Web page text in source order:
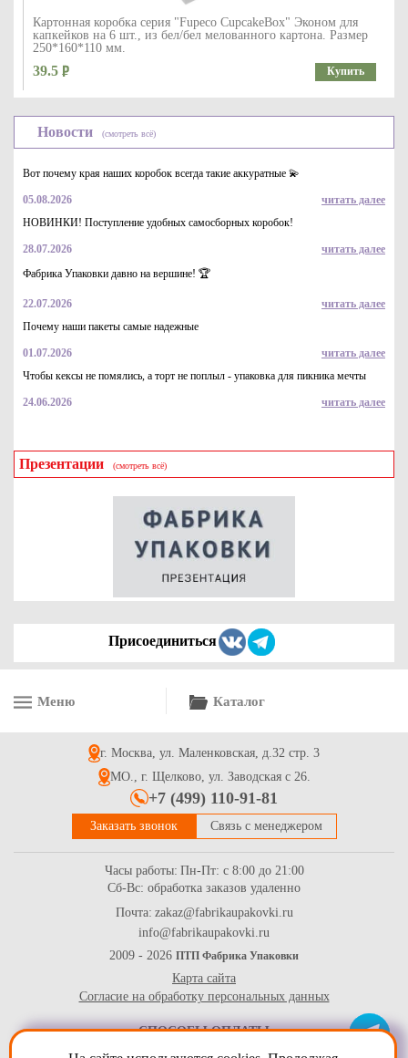
Картонная коробка серия "Fupeco CupcakeBox" Эконом для
капкейков на 6 шт., из бел/бел мелованного картона. Размер
250*160*110 мм.
39.5 Купить
Подложки картонные с ламинацией квадратные 39*39 см под
торт или пирог. Цвет "золото", толщина 1,25-1,3 мм
42.9 Купить
Коробка картонная серия "Fupeco WinCupcakeBox" Стандарт
для капкейка на 1шт. с прозрачным окном, из бур/бел крафт
картона. Размер 100*100*110 мм.
Коробка для капкейков на 2 шт. с прозрачным окном, серия
Форма бумажная "Маффин", белая, р-р 50*40мм
Новости (смотреть всё)
Вот почему края наших коробок всегда такие аккуратные 💫
05.08.2026
читать далее
НОВИНКИ! Поступление удобных самосборных коробок!
28.07.2026
читать далее
Фабрика Упаковки давно на вершине! 🏆
22.07.2026
читать далее
Почему наши пакеты самые надежные
01.07.2026
читать далее
Чтобы кексы не помялись, а торт не поплыл - упаковка для пикника мечты
24.06.2026 читать далее
Презентации (смотреть всё)
Присоединиться
Меню Каталог
г. Москва, ул. Маленковская, д.32 стр. 3
МО., г. Щелково, ул. Заводская с 26.
+7 (499) 110-91-81
Заказать звонок Связь с менеджером
Часы работы: Пн-Пт: с 8:00 до 21:00
Сб-Вс: обработка заказов удаленно
Почта: zakaz@fabrikaupakovki.ru
info@fabrikaupakovki.ru
2009 - 2026 ПТП Фабрика Упаковки
Карта сайта
Согласие на обработку персональных данных
СПОСОБЫ ОПЛАТЫ